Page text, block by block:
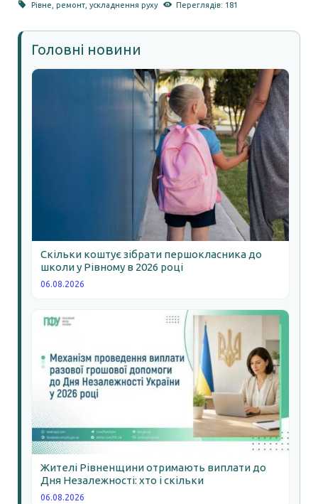
Рівне ,ремонт ,ускладнення руху Переглядів: 181
Головні новини
Скільки коштує зібрати першокласника до
школи у Рівному в 2026 році
06.08.2026
Жителі Рівненщини отримають виплати до
Дня Незалежності: хто і скільки
06.08.2026